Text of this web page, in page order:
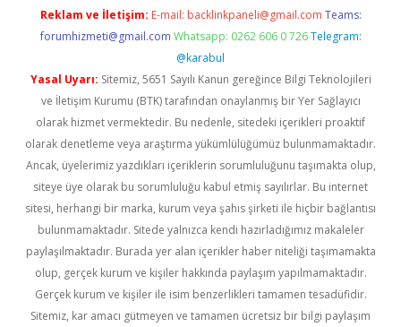
Reklam ve İletişim: E-mail: backlinkpaneli@gmail.com Teams:
forumhizmeti@gmail.com Whatsapp: 0262 606 0 726 Telegram:
@karabul
Yasal Uyarı: Sitemiz, 5651 Sayılı Kanun gereğince Bilgi Teknolojileri
ve İletişim Kurumu (BTK) tarafından onaylanmış bir Yer Sağlayıcı
olarak hizmet vermektedir. Bu nedenle, sitedeki içerikleri proaktif
olarak denetleme veya araştırma yükümlülüğümüz bulunmamaktadır.
Ancak, üyelerimiz yazdıkları içeriklerin sorumluluğunu taşımakta olup,
siteye üye olarak bu sorumluluğu kabul etmiş sayılırlar. Bu internet
sitesi, herhangi bir marka, kurum veya şahıs şirketi ile hiçbir bağlantısı
bulunmamaktadır. Sitede yalnızca kendi hazırladığımız makaleler
paylaşılmaktadır. Burada yer alan içerikler haber niteliği taşımamakta
olup, gerçek kurum ve kişiler hakkında paylaşım yapılmamaktadır.
Gerçek kurum ve kişiler ile isim benzerlikleri tamamen tesadüfidir.
Sitemiz, kar amacı gütmeyen ve tamamen ücretsiz bir bilgi paylaşım